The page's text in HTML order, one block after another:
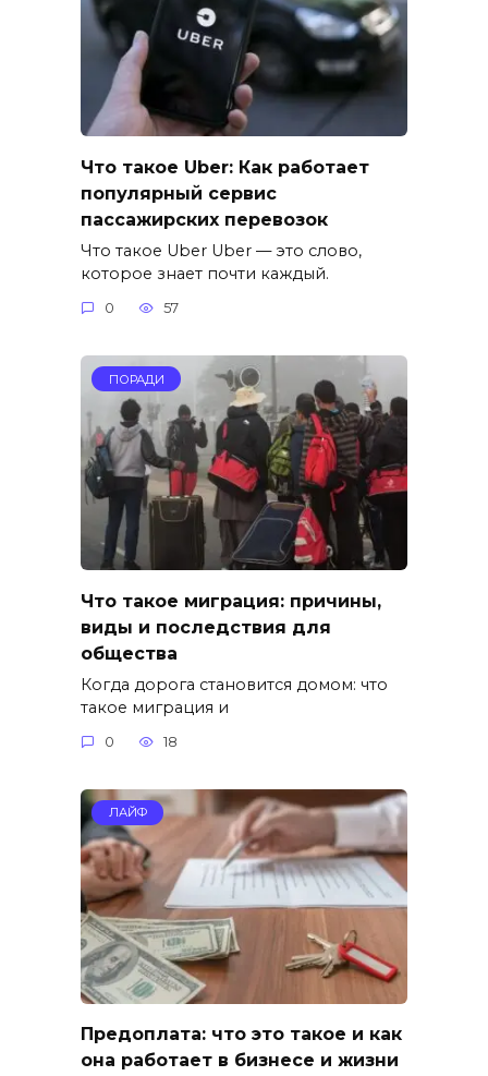
Что такое Uber: Как работает
популярный сервис
пассажирских перевозок
Что такое Uber Uber — это слово,
которое знает почти каждый.
0 57
ПОРАДИ
Что такое миграция: причины,
виды и последствия для
общества
Когда дорога становится домом: что
такое миграция и
0 18
ЛАЙФ
Предоплата: что это такое и как
она работает в бизнесе и жизни